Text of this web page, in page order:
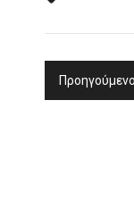
Προηγούμενο